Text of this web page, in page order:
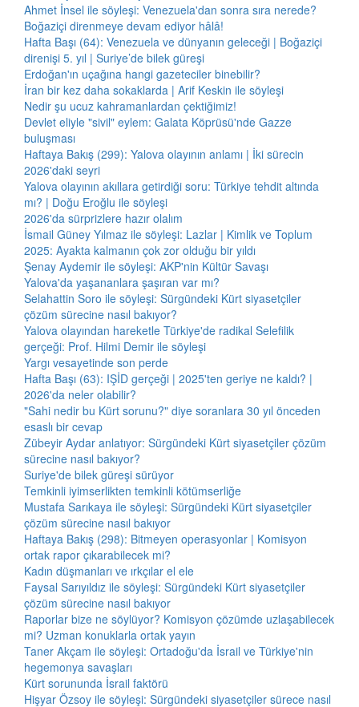
Ahmet İnsel ile söyleşi: Venezuela'dan sonra sıra nerede?
Boğaziçi direnmeye devam ediyor hâlâ!
Hafta Başı (64): Venezuela ve dünyanın geleceği | Boğaziçi
direnişi 5. yıl | Suriye’de bilek güreşi
Erdoğan'ın uçağına hangi gazeteciler binebilir?
İran bir kez daha sokaklarda | Arif Keskin ile söyleşi
Nedir şu ucuz kahramanlardan çektiğimiz!
Devlet eliyle "sivil" eylem: Galata Köprüsü'nde Gazze
buluşması
Haftaya Bakış (299): Yalova olayının anlamı | İki sürecin
2026'daki seyri
Yalova olayının akıllara getirdiği soru: Türkiye tehdit altında
mı? | Doğu Eroğlu ile söyleşi
2026'da sürprizlere hazır olalım
İsmail Güney Yılmaz ile söyleşi: Lazlar | Kimlik ve Toplum
2025: Ayakta kalmanın çok zor olduğu bir yıldı
Şenay Aydemir ile söyleşi: AKP'nin Kültür Savaşı
Yalova'da yaşananlara şaşıran var mı?
Selahattin Soro ile söyleşi: Sürgündeki Kürt siyasetçiler
çözüm sürecine nasıl bakıyor?
Yalova olayından hareketle Türkiye'de radikal Selefilik
gerçeği: Prof. Hilmi Demir ile söyleşi
Yargı vesayetinde son perde
Hafta Başı (63): IŞİD gerçeği | 2025'ten geriye ne kaldı? |
2026'da neler olabilir?
"Sahi nedir bu Kürt sorunu?" diye soranlara 30 yıl önceden
esaslı bir cevap
Zübeyir Aydar anlatıyor: Sürgündeki Kürt siyasetçiler çözüm
sürecine nasıl bakıyor?
Suriye'de bilek güreşi sürüyor
Temkinli iyimserlikten temkinli kötümserliğe
Mustafa Sarıkaya ile söyleşi: Sürgündeki Kürt siyasetçiler
çözüm sürecine nasıl bakıyor
Haftaya Bakış (298): Bitmeyen operasyonlar | Komisyon
ortak rapor çıkarabilecek mi?
Kadın düşmanları ve ırkçılar el ele
Faysal Sarıyıldız ile söyleşi: Sürgündeki Kürt siyasetçiler
çözüm sürecine nasıl bakıyor
Raporlar bize ne söylüyor? Komisyon çözümde uzlaşabilecek
mi? Uzman konuklarla ortak yayın
Taner Akçam ile söyleşi: Ortadoğu'da İsrail ve Türkiye'nin
hegemonya savaşları
Kürt sorununda İsrail faktörü
Hişyar Özsoy ile söyleşi: Sürgündeki siyasetçiler sürece nasıl